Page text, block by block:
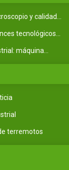
y calidad...
tecnológicos...
máquina...
terremotos